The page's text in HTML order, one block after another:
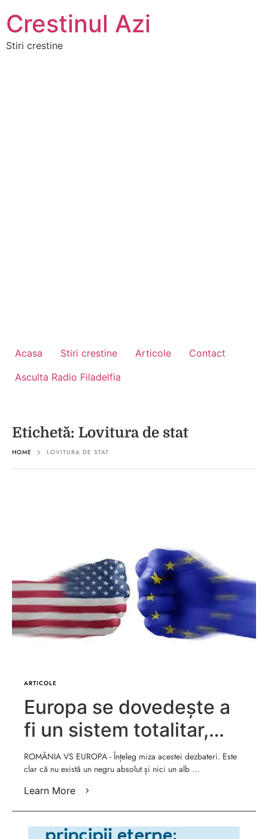
Crestinul Azi
Stiri crestine
Acasa Stiri crestine Articole
Contact
Asculta Radio Filadelfia
Etichetă: Lovitura de stat
HOME LOVITURA DE STAT
ARTICOLE
Europa se dovedește a
fi un sistem totalitar,
imoral și războinic! –
Cristian Ionescu
ROMÂNIA VS EUROPA - Înțeleg miza acestei dezbateri. Este
clar că nu există un negru absolut și nici un alb …
Learn More